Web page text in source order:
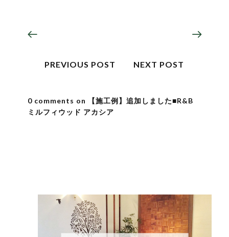
PREVIOUS POST NEXT POST
0 comments on 【施工例】追加しました■R&B
ミルフィウッド アカシア